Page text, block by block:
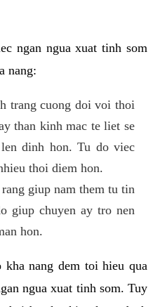
ngan ngua xuat tinh som
nang:
trang cuong doi voi thoi
than kinh mac te liet se
dinh hon. Tu do viec
thoi diem hon.
giup nam them tu tin
giup chuyen ay tro nen
hon.
nang dem toi hieu qua
ngua xuat tinh som. Tuy